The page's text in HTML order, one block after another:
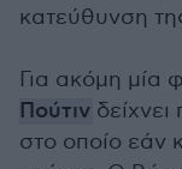
κατεύθυνση
Για ακόμη μία
Πούτιν
στο οποίο εάν